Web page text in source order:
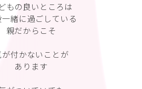
もの良いところは
一緒に過ごしている
親だからこそ
が付かないことが
あります